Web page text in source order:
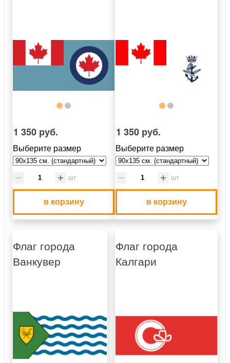
1 350 руб.
Выберите размер
шт
в корзину
1 350 руб.
Выберите размер
шт
в корзину
Флаг города
Ванкувер
Флаг города
Калгари